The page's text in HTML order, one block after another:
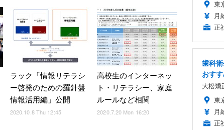
ラック「情報リテラシ
ー啓発のための羅針盤
情報活用編」公開
2020.10.8 Thu 12:45
高校生のインターネッ
ト・リテラシー、家庭
ルールなど相関
2020.7.20 Mon 16:20
東
月
正
歯科
おす
大松矯
東
月
正